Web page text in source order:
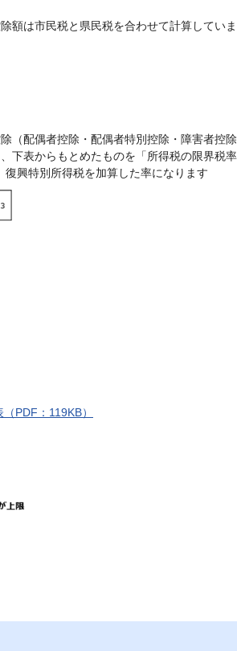
額は市民税と県民税を合わせて計算していま
（配偶者控除・配偶者特別控除・障害者控
下表からもとめたものを「所得税の限界税
興特別所得税を加算した率になります
PDF：119KB）